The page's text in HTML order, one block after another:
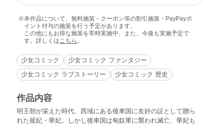
本作品について、無料施策・クーポン等の割引施策・PayPayポ
イント付与の施策を行う予定があります。
この他にもお得な施策を常時実施中、また、今後も実施予定で
す。詳しくはこちら 。
少女コミック
少女コミック ファンタジー
少女コミック ラブストーリー
少女コミック 歴史
作品内容
明王朝が栄えた時代、西域にある後車国に友好の証として贈ら
れた籠妃・華妃。しかし後車国は匈奴軍に襲われ滅亡、華妃も